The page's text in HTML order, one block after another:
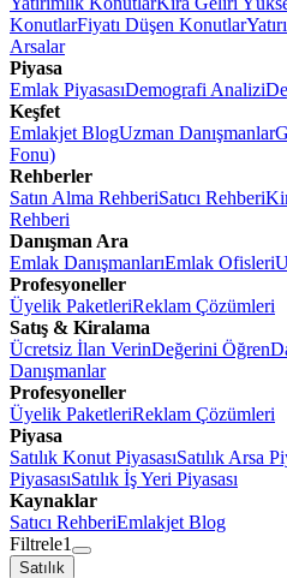
KonutlarFiyatı Düşen Konutlar
Arsalar
Piyasa
Emlak PiyasasıDemografi Analizi
Keşfet
Emlakjet BlogUzman Danışmanlar
Fonu)
Rehberler
Satın Alma RehberiSatıcı Rehberi
Rehberi
Danışman Ara
Emlak DanışmanlarıEmlak Ofisleri
Profesyoneller
Üyelik PaketleriReklam Çözümleri
Satış & Kiralama
Ücretsiz İlan VerinDeğerini Öğren
Danışmanlar
Profesyoneller
Üyelik PaketleriReklam Çözümleri
Piyasa
Satılık Konut PiyasasıSatılık Arsa
PiyasasıSatılık İş Yeri Piyasası
Kaynaklar
Satıcı RehberiEmlakjet Blog
Filtrele1
Satılık